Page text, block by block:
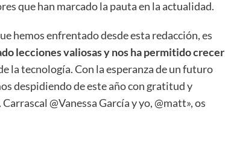
que han marcado la pauta en la actualidad.
hemos enfrentado desde esta redacción, es
lecciones valiosas y nos ha permitido crecer
la tecnología. Con la esperanza de un futuro
despidiendo de este año con gratitud y
@Vanessa García y yo, @matt», os